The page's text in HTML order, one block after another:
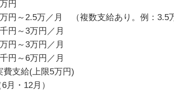
円
2.5万／月 （複数支給あり。例：3.5万
～3万円／月
～3万円／月
～6万円／月
給(上限5万円)
・12月）